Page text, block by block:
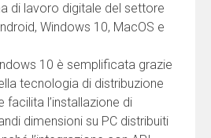
di lavoro digitale del settore
Windows 10, MacOS e
10 è semplificata grazie
tecnologia di distribuzione
l’installazione di
dimensioni su PC distribuiti